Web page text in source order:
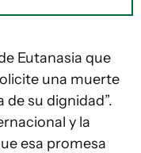
Eutanasia que
una muerte
de su dignidad”.
y la
esa promesa